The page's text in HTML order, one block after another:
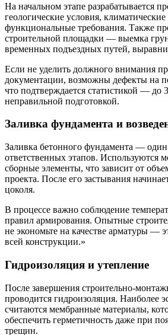
На начальном этапе разрабатывается
геологические условия,
функциональные требования. Также
строительной площадки — выемка
временных подъездных путей,
Если не уделить должного внимания
документации, возможны дефекты на
что подтверждается статистикой — до
неправильной подготовкой.
Заливка фундамента и
Заливка бетонного фундамента —
ответственных этапов. Используются
сборные элементы, что зависит от
проекта. После его застывания
цоколя.
В процессе важно соблюдение
правил армирования. Опытные
не экономьте на качестве арматуры —
всей конструкции.»
Гидроизоляция и утепление
После завершения строительно-
проводится гидроизоляция. Наиболее
считаются мембранные материалы,
обеспечить герметичность даже при
трещин.